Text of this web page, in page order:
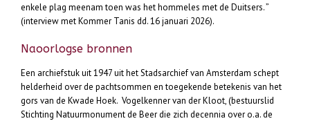
enkele plag meenam toen was het hommeles met de Duitsers. ”
(interview met Kommer Tanis dd. 16 januari 2026).
Naoorlogse bronnen
Een archiefstuk uit 1947 uit het Stadsarchief van Amsterdam schept
helderheid over de pachtsommen en toegekende betekenis van het
gors van de Kwade Hoek. Vogelkenner van der Kloot, (bestuurslid
Stichting Natuurmonument de Beer die zich decennia over o.a. de